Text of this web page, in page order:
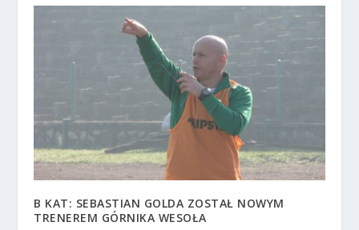
B KAT: SEBASTIAN GOLDA ZOSTAŁ NOWYM
TRENEREM GÓRNIKA WESOŁA